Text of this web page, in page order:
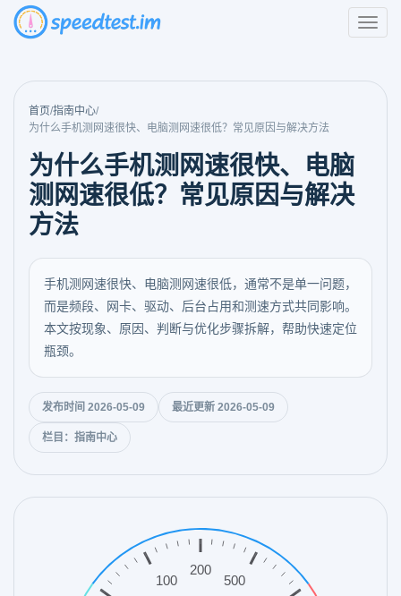
首页/指南中心/
为什么手机测网速很快、电脑测网速很低？常见原因与解决方法
为什么手机测网速很快、电脑
测网速很低？常见原因与解决
方法
手机测网速很快、电脑测网速很低，通常不是单一问题，
而是频段、网卡、驱动、后台占用和测速方式共同影响。
本文按现象、原因、判断与优化步骤拆解，帮助快速定位
瓶颈。
发布时间 2026-05-09 最近更新 2026-05-09
栏目：指南中心